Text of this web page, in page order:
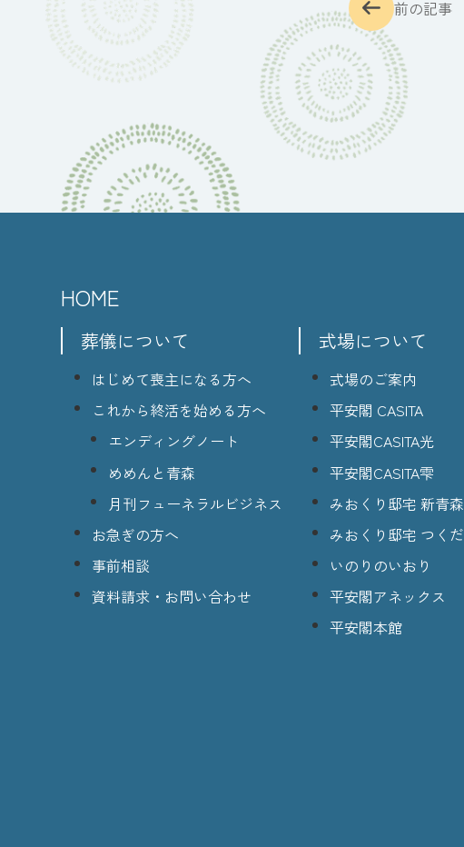
前の記事
HOME
葬儀について
はじめて喪主になる方へ
これから終活を始める方へ
エンディングノート
めめんと青森
月刊フューネラルビジネス
お急ぎの方へ
事前相談
資料請求・お問い合わせ
式場について
式場のご案内
平安閣 CASITA
平安閣CASITA光
平安閣CASITA雫
みおくり邸宅 新青森
みおくり邸宅 つくだ
いのりのいおり
平安閣アネックス
平安閣本館